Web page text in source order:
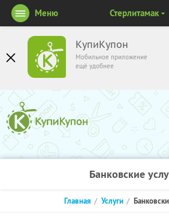
КупиКупон
Мобильное приложение
ещё удобнее
Меню Стерлитамак
Банковские
Главная Услуги